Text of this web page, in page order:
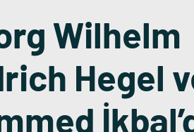
Wilhelm
Hegel